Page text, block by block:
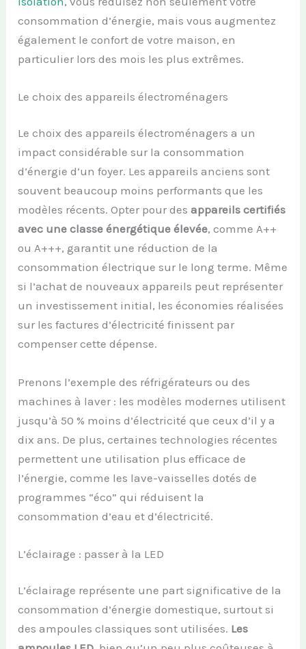
consommation d’énergie, mais vous augmentez
également le confort de votre maison, en
particulier lors des mois les plus extrêmes.
Le choix des appareils électroménagers
Le choix des appareils électroménagers a un
impact considérable sur la consommation
d’énergie d’un foyer. Les appareils anciens sont
souvent beaucoup moins performants que les
modèles récents. Opter pour desappareils certifiés
avec une classe énergétique élevée, comme A++
ou A+++, garantit une réduction de la
consommation électrique sur le long terme. Même
si l’achat de nouveaux appareils peut représenter
un investissement initial, les économies réalisées
sur les factures d’électricité finissent par
compenser cette dépense.
Prenons l’exemple des réfrigérateurs ou des
machines à laver : les modèles modernes utilisent
jusqu’à 50 % moins d’électricité que ceux d’il y a
dix ans. De plus, certaines technologies récentes
permettent une utilisation plus efficace de
l’énergie, comme les lave-vaisselles dotés de
programmes “éco” qui réduisent la
consommation d’eau et d’électricité.
L’éclairage : passer à la LED
L’éclairage représente une part significative de la
consommation d’énergie domestique, surtout si
des ampoules classiques sont utilisées. Les